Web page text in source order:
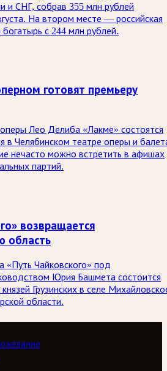
и СНГ, собрав 355 млн рублей
На втором месте — российская
с 244 млн рублей.
готовят премьеру
Лео Делиба «Лакме» состоятся
в Челябинском театре оперы и
нечасто можно встретить в афишах
партий.
возвращается
область
«Путь Чайковского» под
Юрия Башмета состоится
Грузинских в селе
области.